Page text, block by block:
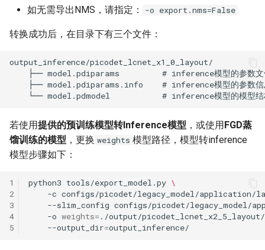
如无需导出NMS，请指定： -o export.nms=False
转换成功后，在目录下有三个文件：
若使用提供的预训练模型转Inference模型 ，或使用FGD蒸
馏训练的模型 ，更换 weights 模型路径，模型转inference
模型步骤如下：
1
2
3
4
5
python3 tools/export_model.py \
-c configs/picodet/legacy_model/application/
--slim_config configs/picodet/legacy_model/
-o weights= ./output/picodet_lcnet_x2_5_layout/
--output_dir=